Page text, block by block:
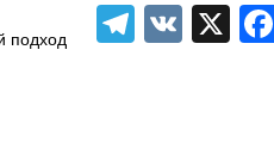
подход
VK X